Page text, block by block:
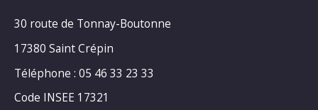
30 route de Tonnay-Boutonne
17380 Saint Crépin
Téléphone : 05 46 33 23 33
Code INSEE 17321